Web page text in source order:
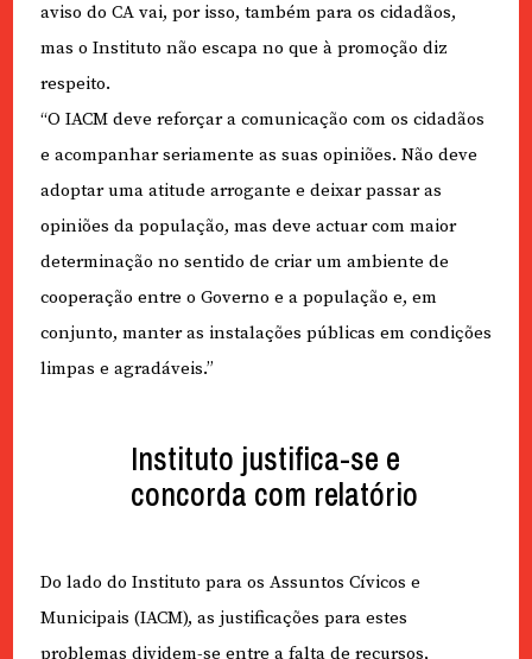
aviso do CA vai, por isso, também para os cidadãos,
mas o Instituto não escapa no que à promoção diz
respeito.
“O IACM deve reforçar a comunicação com os cidadãos
e acompanhar seriamente as suas opiniões. Não deve
adoptar uma atitude arrogante e deixar passar as
opiniões da população, mas deve actuar com maior
determinação no sentido de criar um ambiente de
cooperação entre o Governo e a população e, em
conjunto, manter as instalações públicas em condições
limpas e agradáveis.”
Instituto justifica-se e
concorda com relatório
Do lado do Instituto para os Assuntos Cívicos e
Municipais (IACM), as justificações para estes
problemas dividem-se entre a falta de recursos,